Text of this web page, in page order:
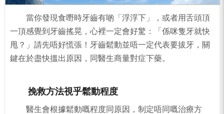
當你發現食嘢時牙齒有啲「浮浮下」，或者用舌頭頂
一頂感覺到牙齒搖晃，心裡一定會好驚：「係咪隻牙就快
甩？」請先唔好慌張！牙齒鬆動並唔一定代表要拔牙，關
鍵在於盡快搵出原因，同醫生商量對症下藥。
挽救方法視乎鬆動程度
醫生會根據鬆動嘅程度同原因，制定唔同嘅治療方